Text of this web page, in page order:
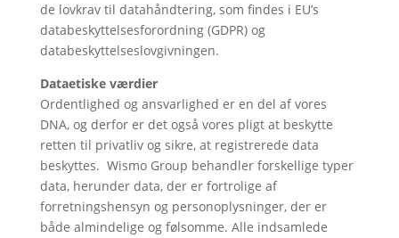
de lovkrav til datahåndtering, som findes i EU’s
databeskyttelsesforordning (GDPR) og
databeskyttelseslovgivningen.
Dataetiske værdier
Ordentlighed og ansvarlighed er en del af vores
DNA, og derfor er det også vores pligt at beskytte
retten til privatliv og sikre, at registrerede data
beskyttes. Wismo Group behandler forskellige typer
data, herunder data, der er fortrolige af
forretningshensyn og personoplysninger, der er
både almindelige og følsomme. Alle indsamlede